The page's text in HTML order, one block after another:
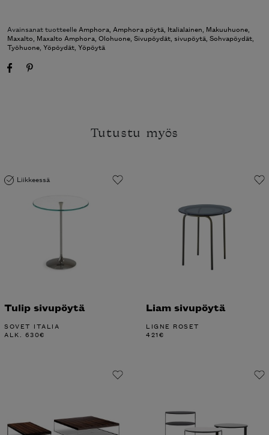
Avainsanat tuotteelleAmphora, Amphora pöytä, Italialainen, Makuuhuone,
Maxalto, Maxalto Amphora, Olohuone, Sivupöydät, sivupöytä, Sohvapöydät,
Työhuone, Yöpöydät, Yöpöytä
Tutustu myös
Liikkeessä
Tulip sivupöytä
SOVET ITALIA
ALK. 630€
Liam sivupöytä
LIGNE ROSET
421€